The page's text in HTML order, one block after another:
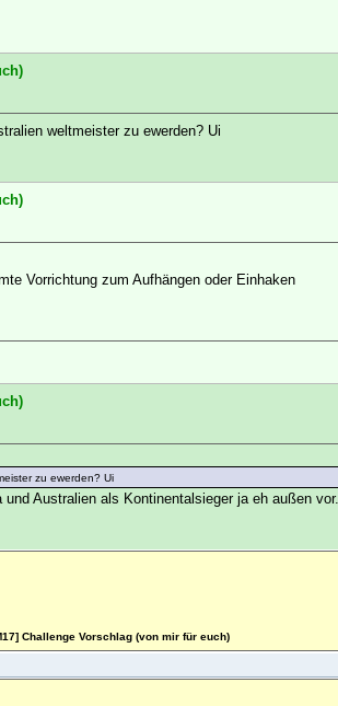
weltmeister zu ewerden? Ui
Vorrichtung zum Aufhängen oder Einhaken
zu ewerden? Ui
Australien als Kontinentalsieger ja eh außen vor.
Challenge Vorschlag (von mir für euch)